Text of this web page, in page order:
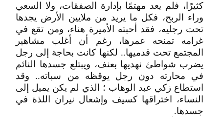
كثيرًا، فلم يعد مهتمًا بإدارة الصفقات، ولا السعي
وراء الربح، فكل ما يريد من ملايين الأرض يجدها
تحت رجليه، فقد أحبته الأميرة هناء، ومن تقع في
غرامه تمنحه عمرها، رغم أن أغلب مشاهير
المجتمع تحت قدميها.. لكنها كانت بحاجة إلى رجل
يضرب شواطئ نهديها بعنف، ويبتلع جسدها النائم
في محارته دون رجل يوقظه من سباته.. وقد
استطاع زكي عبد الوهاب ؛ الذي لم يكن يميل إلى
النساء، اختراقها كسيف وإشعال نيران اللذة في
جسدها.